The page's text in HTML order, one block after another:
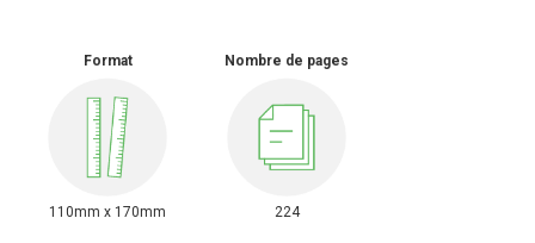
Format
110mm x 170mm
Nombre de pages
224